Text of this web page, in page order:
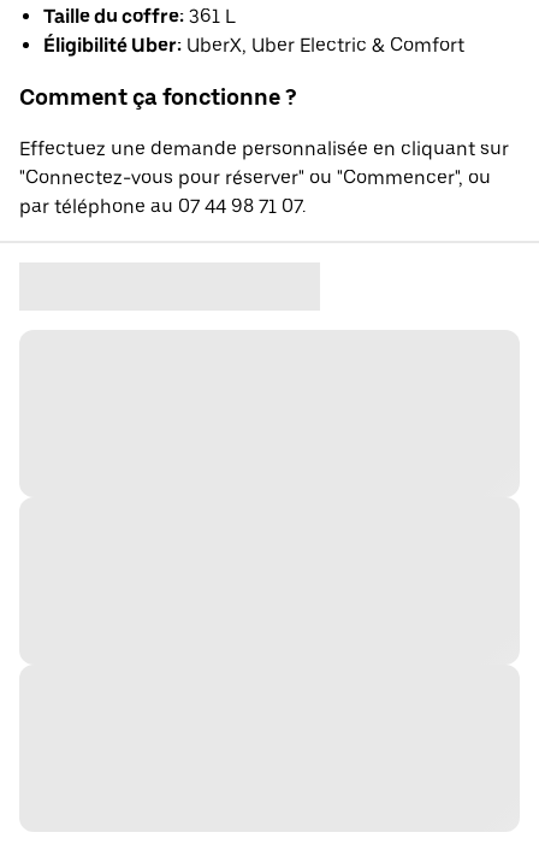
Taille du coffre: 361 L
Éligibilité Uber: UberX, Uber Electric & Comfort
Comment ça fonctionne ?
Effectuez une demande personnalisée en cliquant sur
"Connectez-vous pour réserver" ou "Commencer", ou
par téléphone au 07 44 98 71 07.